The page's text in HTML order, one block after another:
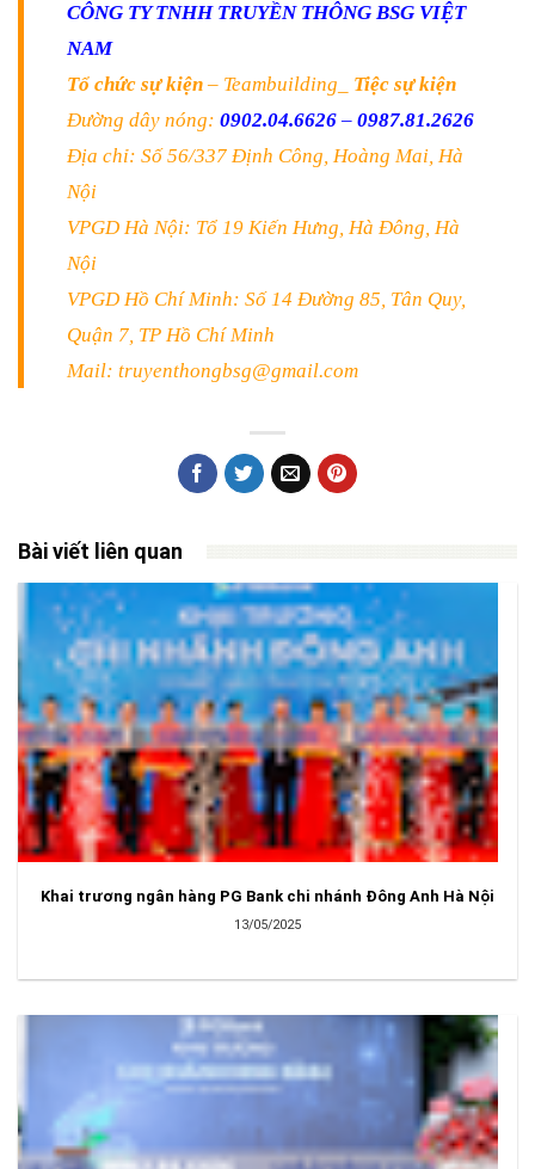
CÔNG TY TNHH TRUYỀN THÔNG BSG VIỆT
NAM
Tổ chức sự kiện – Teambuilding_ Tiệc sự kiện
Đường dây nóng: 0902.04.6626 – 0987.81.2626
Địa chỉ: Số 56/337 Định Công, Hoàng Mai, Hà
Nội
VPGD Hà Nội: Tổ 19 Kiến Hưng, Hà Đông, Hà
Nội
VPGD Hồ Chí Minh: Số 14 Đường 85, Tân Quy,
Quận 7, TP Hồ Chí Minh
Mail: truyenthongbsg@gmail.com
Bài viết liên quan
Khai trương ngân hàng PG Bank chi nhánh Đông Anh Hà Nội
13/05/2025